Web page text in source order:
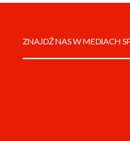
ZNAJDŹ NAS W MEDIACH